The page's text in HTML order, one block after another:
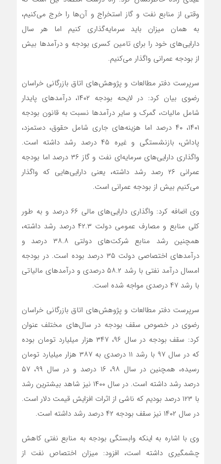
وقتی از منابع نفت و گاز استخراج و آن‌ها را خرج می‌کنیم،
به همان میزان باید سرمایه‌گذاری کنیم اما هر سال
دارایی‌های خود را برای تامین کسری بودجه و درآمدها بیش
از بودجه عمرانی واگذار می‌کنیم.
سرپرست دفتر مطالعات و پژوهش‌های اتاق بازرگانی خراسان
رضوی بیان کرد: در لایحه بودجه ۱۴۰۲، درآمدهای پایدار
شامل مالیات، گمرک و سایر درآمدها نسبت به قانون بودجه
۱۴۰۱، ۴۰ درصد اما هزینه‌های جاری شامل حقوق، دستمزد،
پاداش، بازنشستگی و غیره ۴۵ درصد رشد داشته است.
واگذاری دارایی‌های سرمایه‌ای نفت و گاز ۳۶ درصد اما بودجه
عمرانی ۲۶ رصد رشد داشته، یعنی دارایی‌هایی که واگذار
می‌کنیم بیش از بودجه عمرانی است.
وی اضافه کرد: واگذاری دارایی‌های مالی ۶۶ درصد و به طور
کلی منابع و مصارف عمومی دولت ۴۲.۳ درصد رشد داشته،
همچنین رشد منابع شرکت‌های دولتی ۳۸.۸ درصد و
درآمدهای اختصاصی دولت ۳۵ درصد بوده است. در بودجه
امسال درآمد نفتی با رشد ۵۸.۲ درصدی و درآمدهای مالیاتی
با رشد ۴۷ درصدی مواجه شده است.
سرپرست دفتر مطالعات و پژوهش‌های اتاق بازرگانی خراسان
رضوی در خصوص سقف بودجه در سال‌های مختلف عنوان
کرد: سقف بودجه در سال ۹۶، ۳۴۷ هزار میلیارد تومان بوده
که در سال ۹۷ با رشد ۱۱ درصدی به ۳۸۷ هزار میلیارد تومان
رسیده، همچنین در سال ۹۸، ۱۶ درصد و در سال ۹۹، ۵۷
درصد رشد داشته است. در سال ۱۴۰۰ نیز شاهد بیشترین رشد
با ۱۲۳ درصد بودیم که ناشی از اثرات افزایش قیمت دلار است.
در سال ۱۴۰۲ نیز سقف بودجه ۴۲ درصد رشد داشته است.
وی با اشاره به اینکه وابستگی بودجه به منابع نفتی کاهش
چشمگیری داشته است، افزود: میزان اختصاص نفت از